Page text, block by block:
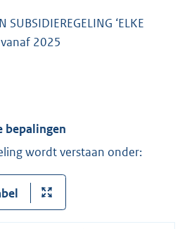
SUBSIDIEREGELING ‘ELKE
vanaf 2025
bepalingen
wordt verstaan onder: